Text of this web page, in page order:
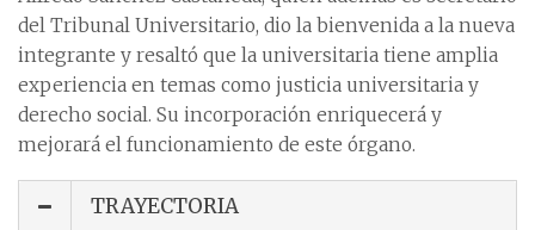
del Tribunal Universitario, dio la bienvenida a la nueva
integrante y resaltó que la universitaria tiene amplia
experiencia en temas como justicia universitaria y
derecho social. Su incorporación enriquecerá y
mejorará el funcionamiento de este órgano.
TRAYECTORIA